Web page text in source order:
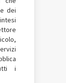
dei
i